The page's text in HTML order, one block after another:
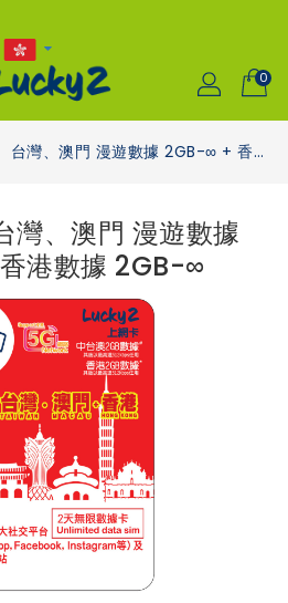
0
2天 | 中國、台灣、澳門 漫遊數據 2GB-∞ + 香港數據 2GB-∞
灣、澳門 漫遊數據
港數據 2GB-∞